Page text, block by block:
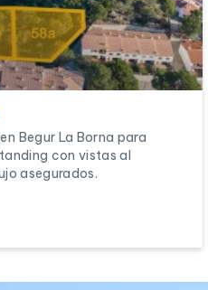
Begur La Borna para
con vistas al
asegurados.